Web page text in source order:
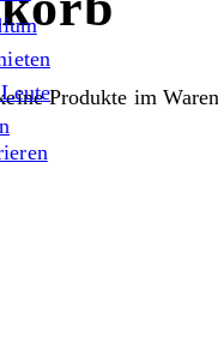
Produkte im